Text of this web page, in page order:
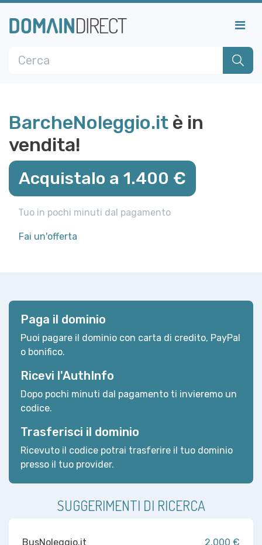
BarcheNoleggio.it è in
vendita!
Acquistalo a 1.400 €
Tuo in pochi minuti dal pagamento
Fai un'offerta
Paga il dominio
Puoi pagare il dominio con carta di credito, PayPal
o bonifico.
Ricevi l'AuthInfo
Dopo pochi minuti dal pagamento ti invieremo un
codice.
Trasferisci il dominio
Ricevuto il codice potrai trasferire il tuo dominio
presso il tuo provider.
SUGGERIMENTI DI RICERCA
BusNoleggio.it 2.000 €